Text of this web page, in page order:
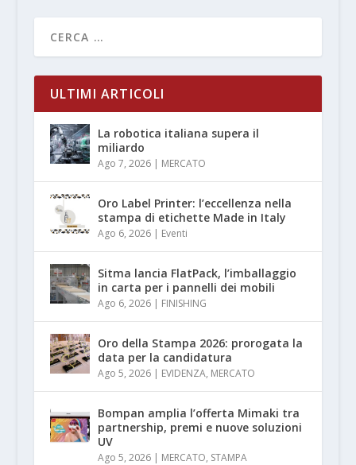
ULTIMI ARTICOLI
La robotica italiana supera il
miliardo
Ago 7, 2026| MERCATO
Oro Label Printer: l’eccellenza nella
stampa di etichette Made in Italy
Ago 6, 2026| Eventi
Sitma lancia FlatPack, l’imballaggio
in carta per i pannelli dei mobili
Ago 6, 2026| FINISHING
Oro della Stampa 2026: prorogata la
data per la candidatura
Ago 5, 2026| EVIDENZA, MERCATO
Bompan amplia l’offerta Mimaki tra
partnership, premi e nuove soluzioni
UV
Ago 5, 2026| MERCATO, STAMPA